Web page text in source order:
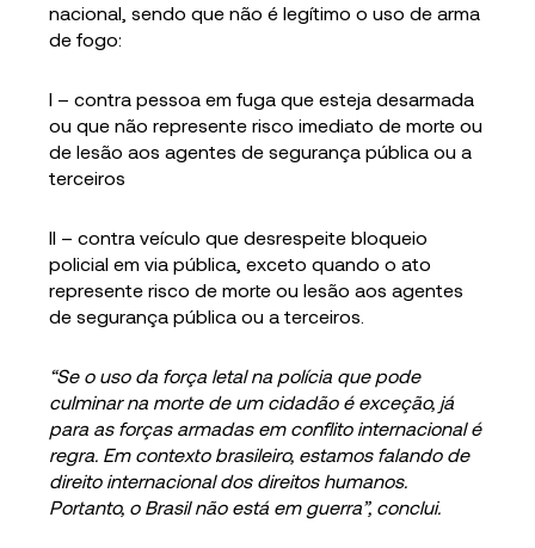
nacional, sendo que não é legítimo o uso de arma
de fogo:
I – contra pessoa em fuga que esteja desarmada
ou que não represente risco imediato de morte ou
de lesão aos agentes de segurança pública ou a
terceiros
II – contra veículo que desrespeite bloqueio
policial em via pública, exceto quando o ato
represente risco de morte ou lesão aos agentes
de segurança pública ou a terceiros.
“Se o uso da força letal na polícia que pode
culminar na morte de um cidadão é exceção, já
para as forças armadas em conflito internacional é
regra. Em contexto brasileiro, estamos falando de
direito internacional dos direitos humanos.
Portanto, o Brasil não está em guerra”, conclui.